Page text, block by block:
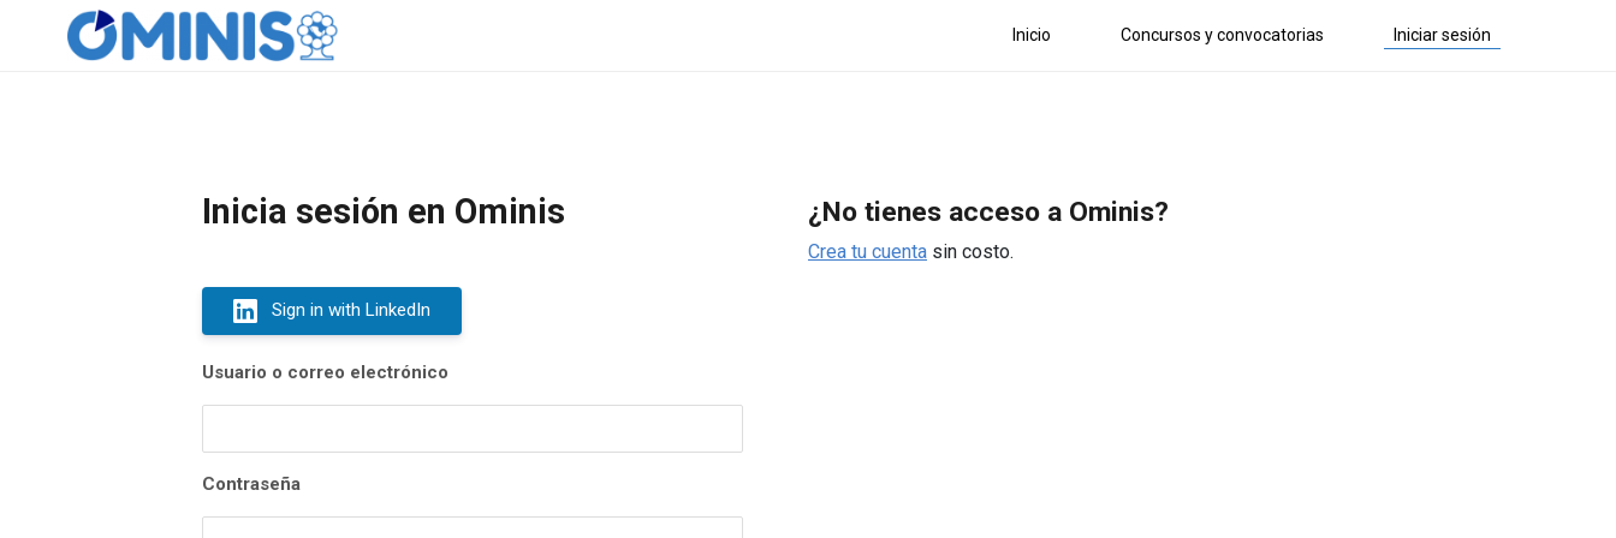
Inicio Concursos y convocatorias Iniciar sesión
Inicia sesión en Ominis
Sign in with LinkedIn
Usuario o correo electrónico
Contraseña
¿No tienes acceso a Ominis?
Crea tu cuenta sin costo.